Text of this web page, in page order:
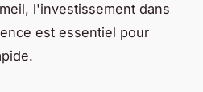
l'investissement dans
est essentiel pour